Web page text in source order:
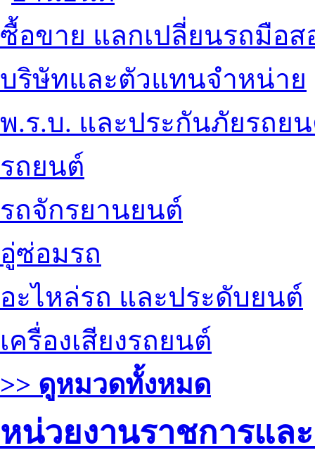
ซื้อขาย แลกเปลี่ยนรถมือส
บริษัทและตัวแทนจำหน่าย
พ.ร.บ. และประกันภัยรถย
รถยนต์
รถจักรยานยนต์
อู่ซ่อมรถ
อะไหล่รถ และประดับยนต์
เครื่องเสียงรถยนต์
>> ดูหมวดทั้งหมด
หน่วยงานราชการแล